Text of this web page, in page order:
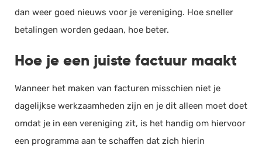
dan weer goed nieuws voor je vereniging. Hoe sneller
betalingen worden gedaan, hoe beter.
Hoe je een juiste factuur maakt
Wanneer het maken van facturen misschien niet je
dagelijkse werkzaamheden zijn en je dit alleen moet doet
omdat je in een vereniging zit, is het handig om hiervoor
een programma aan te schaffen dat zich hierin